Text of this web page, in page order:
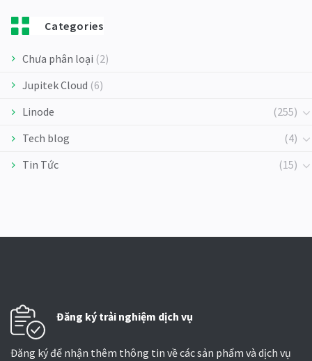
Categories
Chưa phân loại (2)
Jupitek Cloud (6)
Linode
(255)
Tech blog
(4)
Tin Tức
(15)
Đăng ký trải nghiệm dịch vụ
Đăng ký để nhận thêm thông tin về các sản phẩm và dịch vụ